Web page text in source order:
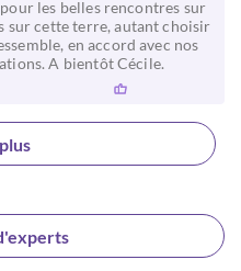
les belles rencontres sur
sur cette terre, autant choisir
en accord avec nos
A bientôt Cécile.